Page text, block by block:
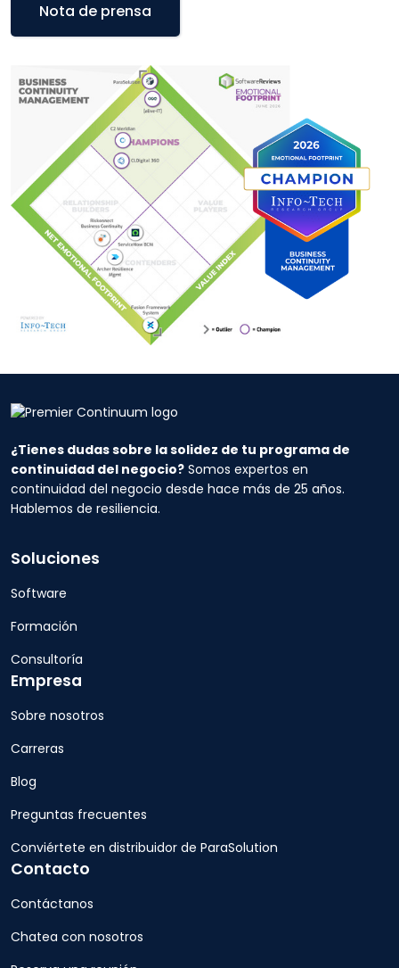
Nota de prensa
¿Tienes dudas sobre la solidez de tu programa de
continuidad del negocio? Somos expertos en
continuidad del negocio desde hace más de 25 años.
Hablemos de resiliencia.
Soluciones
Software
Formación
Consultoría
Empresa
Sobre nosotros
Carreras
Blog
Preguntas frecuentes
Conviértete en distribuidor de ParaSolution
Contacto
Contáctanos
Chatea con nosotros